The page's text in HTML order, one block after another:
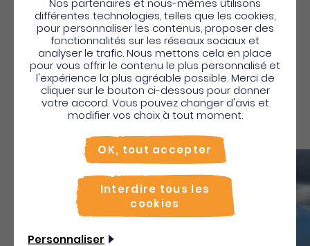
Découvrez
Aussi
différentes technologies, telles que les cookies,
pour personnaliser les contenus, proposer des
fonctionnalités sur les réseaux sociaux et
analyser le trafic. Nous mettons cela en place
pour vous offrir le contenu le plus personnalisé et
l'expérience la plus agréable possible. Merci de
cliquer sur le bouton ci-dessous pour donner
votre accord. Vous pouvez changer d'avis et
modifier vos choix à tout moment.
OK, tout accepter
Interdire tous les
cookies
Personnaliser